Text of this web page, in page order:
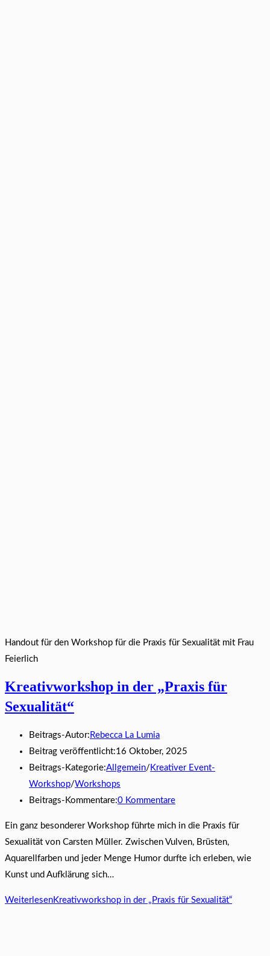
Handout für den Workshop für die Praxis für Sexualität mit Frau
Feierlich
Kreativworkshop in der „Praxis für
Sexualität“
Beitrags-Autor: Rebecca La Lumia
Beitrag veröffentlicht:16 Oktober, 2025
Beitrags-Kategorie:Allgemein/ Kreativer Event-
Workshop/Workshops
Beitrags-Kommentare:0 Kommentare
Ein ganz besonderer Workshop führte mich in die Praxis für
Sexualität von Carsten Müller. Zwischen Vulven, Brüsten,
Aquarellfarben und jeder Menge Humor durfte ich erleben, wie
Kunst und Aufklärung sich…
WeiterlesenKreativworkshop in der „Praxis für Sexualität“